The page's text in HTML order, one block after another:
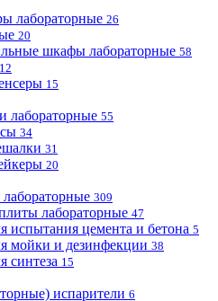
лабораторные 26
20
шкафы лабораторные 58
12
15
лабораторные 55
34
31
20
309
лабораторные 47
испытания цемента и бетона 5
мойки и дезинфекции 38
синтеза 15
испарители 6